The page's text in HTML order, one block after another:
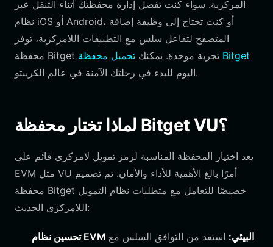
المركزية. سواء كنت تفضل إدارة محفظتك أثناء التنقل عبر
نظام iOS أو Android، أو كنت تحتاج إلى وظيفة إضافة
المتصفح لتفاعل سلس مع التطبيقات اللامركزية، توفر
محفظة Bitget تجربة موحدة. يمكنك تحميل محفظة Bitget
اليوم للبدء في رحلتك الآمنة في عالم الكريبتو.
لماذا تختار محفظة Bitget VU؟
يعد اختيار المحفظة المناسبة لرمز تمويل لامركزي قائم على
EVM مثل VU أمرًا بالغ الأهمية للأداء والأمان. تم تصميم
محفظة Bitget خصيصًا للتعامل مع متطلبات نظام التمويل
اللامركزي الحديث:
تحسين نظام EVM البيئي: استفد من التوافق السلس مع